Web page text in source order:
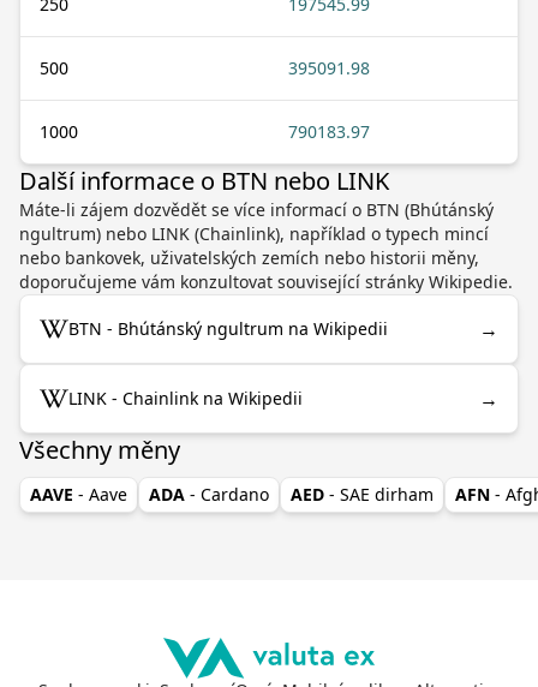
500 395091.98
1000 790183.97
Další informace o BTN nebo LINK
Máte-li zájem dozvědět se více informací o BTN (Bhútánský
ngultrum) nebo LINK (Chainlink), například o typech mincí
nebo bankovek, uživatelských zemích nebo historii měny,
doporučujeme vám konzultovat související stránky Wikipedie.
BTN - Bhútánský ngultrum na Wikipedii →
LINK - Chainlink na Wikipedii →
Všechny měny
AAVE - Aave ADA - Cardano AED - SAE dirham AFN -